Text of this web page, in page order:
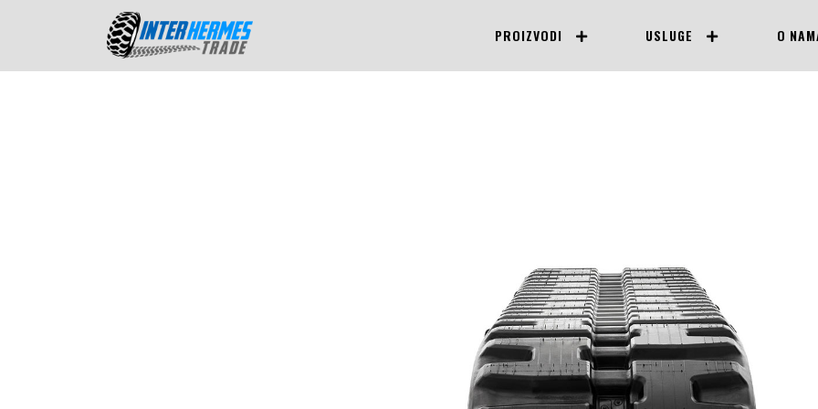
PROIZVODI USLUGE O